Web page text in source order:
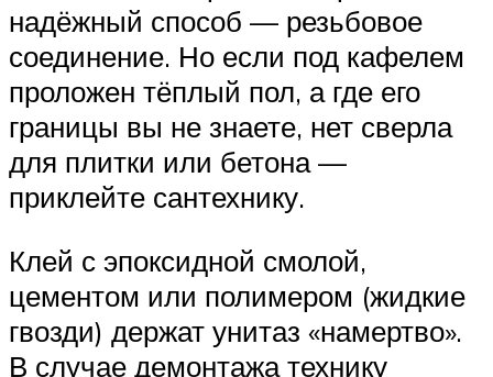
надёжный способ — резьбовое
соединение. Но если под кафелем
проложен тёплый пол, а где его
границы вы не знаете, нет сверла
для плитки или бетона —
приклейте сантехнику.
Клей с эпоксидной смолой,
цементом или полимером (жидкие
гвозди) держат унитаз «намертво».
В случае демонтажа технику